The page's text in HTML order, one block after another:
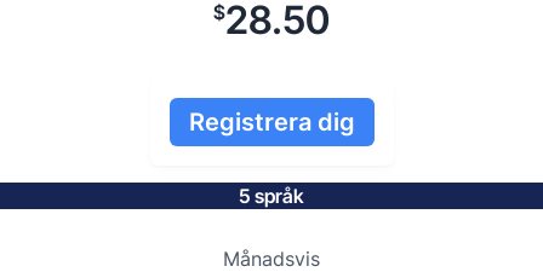
$28.50
Registrera dig
5 språk
Månadsvis